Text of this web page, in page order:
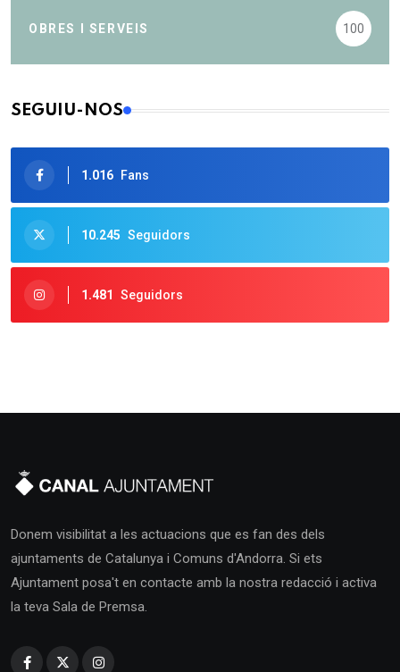
OBRES I SERVEIS 100
SEGUIU-NOS
1.016 Fans
10.245 Seguidors
1.481 Seguidors
Donem visibilitat a les actuacions que es fan des dels
ajuntaments de Catalunya i Comuns d'Andorra. Si ets
Ajuntament posa't en contacte amb la nostra redacció i activa
la teva Sala de Premsa.